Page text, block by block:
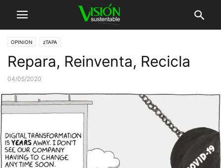
OPINION zTAPA
Repara, Reinventa, Recicla
04/05/2020